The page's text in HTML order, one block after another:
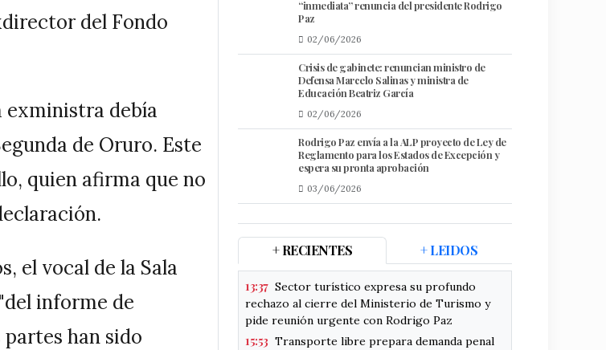
del Fondo
exministra debía
de Oruro. Este
quien afirma que no
el vocal de la Sala
informe de
han sido
“inmediata” renuncia del presidente Rodrigo
Paz
02/06/2026
Crisis de gabinete: renuncian ministro de
Defensa Marcelo Salinas y ministra de
Educación Beatriz García
02/06/2026
Rodrigo Paz envía a la ALP proyecto de Ley de
Reglamento para los Estados de Excepción y
espera su pronta aprobación
03/06/2026
+ RECIENTES + LEIDOS
13:37 Sector turístico expresa su profundo
rechazo al cierre del Ministerio de Turismo y
pide reunión urgente con Rodrigo Paz
15:53 Transporte libre prepara demanda penal